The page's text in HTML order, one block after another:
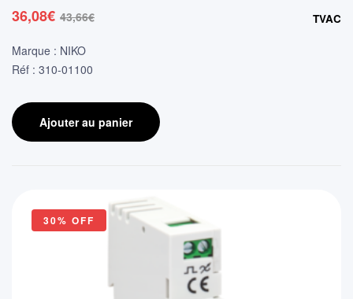
43,66€
prix
initial
43,66€.
36,08€
prix
actuel
36,08€.
TVAC
Marque : NIKO
Réf : 310-01100
Ajouter au panier
30% OFF